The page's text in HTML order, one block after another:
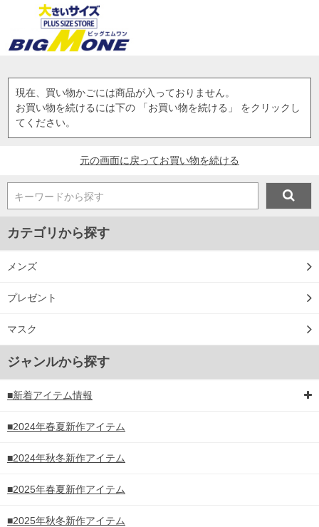
現在、買い物かごには商品が入っておりません。
お買い物を続けるには下の 「お買い物を続ける」 をクリックし
てください。
元の画面に戻ってお買い物を続ける
キーワードから探す
カテゴリから探す
メンズ
プレゼント
マスク
ジャンルから探す
■新着アイテム情報
■2024年春夏新作アイテム
■2024年秋冬新作アイテム
■2025年春夏新作アイテム
■2025年秋冬新作アイテム